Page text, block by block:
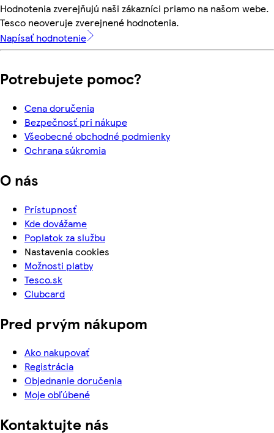
Hodnotenia zverejňujú naši zákazníci priamo na našom webe.
Tesco neoveruje zverejnené hodnotenia.
Napísať hodnotenie
Potrebujete pomoc?
Cena doručenia
Bezpečnosť pri nákupe
Všeobecné obchodné podmienky
Ochrana súkromia
O nás
Prístupnosť
Kde dovážame
Poplatok za službu
Nastavenia cookies
Možnosti platby
Tesco.sk
Clubcard
Pred prvým nákupom
Ako nakupovať
Registrácia
Objednanie doručenia
Moje obľúbené
Kontaktujte nás